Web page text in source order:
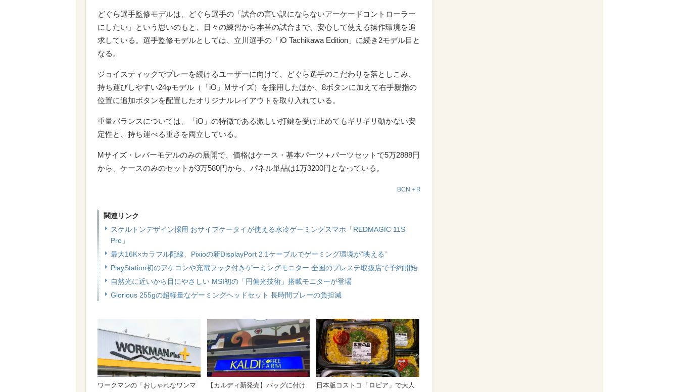
どぐら選手監修モデルは、どぐら選手の「試合の言い訳にならないアーケードコントローラー
にしたい」という思いのもと、日々の練習から本番の試合まで、安心して使える操作環境を追
求している。選手監修モデルとしては、立川選手の「iO Tachikawa Edition」に続き2モデル目と
なる。
ジョイスティックでプレーを続けるユーザーに向けて、どぐら選手のこだわりを落としこみ、
持ち運びしやすい24φモデル（「iO」Mサイズ）を採用したほか、8ボタンに加えて右手親指の
位置に追加ボタンを配置したオリジナルレイアウトを取り入れている。
重量バランスについては、「iO」の特徴である激しい打鍵を受け止めてもギリギリ動かない安
定性と、持ち運べる重さを両立している。
Mサイズ・レバーモデルのみの展開で、価格はケース・基本パーツ＋パーツセットで5万2888円
から、ケースのみのセットが3万580円から、パネル単品は1万3200円となっている。
BCN＋R
関連リンク
スケルトンデザイン採用 おサイフケータイが使える水冷ゲーミングスマホ「REDMAGIC 11S
Pro」
最大16K×カラフル配線、Pixioの新DisplayPort 2.1ケーブルでゲーミング環境が“映える”
PlayStation初のアケコンや充電フック付きゲーミングモニター 全国のプレステ取扱店で予約開始
自然光に近いから目にやさしい MSI初の「円偏光技術」搭載モニターが登場
Glorious 255gの超軽量なゲーミングヘッドセット 長時間プレーの負担減